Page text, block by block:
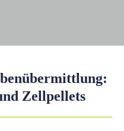
Zellpellets